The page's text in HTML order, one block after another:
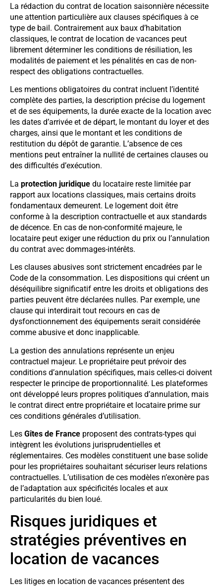
La rédaction du contrat de location saisonnière nécessite
une attention particulière aux clauses spécifiques à ce
type de bail. Contrairement aux baux d’habitation
classiques, le contrat de location de vacances peut
librement déterminer les conditions de résiliation, les
modalités de paiement et les pénalités en cas de non-
respect des obligations contractuelles.
Les mentions obligatoires du contrat incluent l’identité
complète des parties, la description précise du logement
et de ses équipements, la durée exacte de la location avec
les dates d’arrivée et de départ, le montant du loyer et des
charges, ainsi que le montant et les conditions de
restitution du dépôt de garantie. L’absence de ces
mentions peut entraîner la nullité de certaines clauses ou
des difficultés d’exécution.
La protection juridique du locataire reste limitée par
rapport aux locations classiques, mais certains droits
fondamentaux demeurent. Le logement doit être
conforme à la description contractuelle et aux standards
de décence. En cas de non-conformité majeure, le
locataire peut exiger une réduction du prix ou l’annulation
du contrat avec dommages-intérêts.
Les clauses abusives sont strictement encadrées par le
Code de la consommation. Les dispositions qui créent un
déséquilibre significatif entre les droits et obligations des
parties peuvent être déclarées nulles. Par exemple, une
clause qui interdirait tout recours en cas de
dysfonctionnement des équipements serait considérée
comme abusive et donc inapplicable.
La gestion des annulations représente un enjeu
contractuel majeur. Le propriétaire peut prévoir des
conditions d’annulation spécifiques, mais celles-ci doivent
respecter le principe de proportionnalité. Les plateformes
ont développé leurs propres politiques d’annulation, mais
le contrat direct entre propriétaire et locataire prime sur
ces conditions générales d’utilisation.
Les Gîtes de France proposent des contrats-types qui
intègrent les évolutions jurisprudentielles et
réglementaires. Ces modèles constituent une base solide
pour les propriétaires souhaitant sécuriser leurs relations
contractuelles. L’utilisation de ces modèles n’exonère pas
de l’adaptation aux spécificités locales et aux
particularités du bien loué.
Risques juridiques et
stratégies préventives en
location de vacances
Les litiges en location de vacances présentent des